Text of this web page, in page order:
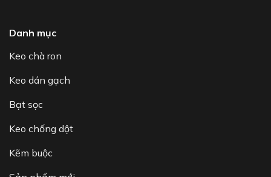
Danh mục
Keo chà ron
Keo dán gạch
Bạt sọc
Keo chống dột
Kẽm buộc